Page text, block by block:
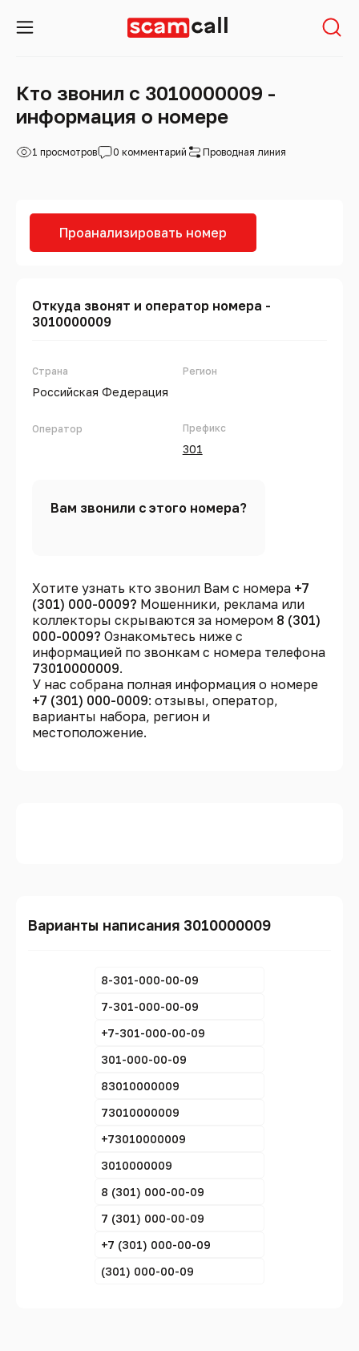
Кто звонил с 3010000009 -
информация о номере
1 просмотров 0 комментарий Проводная линия
Проанализировать номер
Откуда звонят и оператор номера -
3010000009
Страна
Российская Федерация
Оператор
Регион
Префикс
301
Вам звонили с этого номера?
Хотите узнать кто звонил Вам с номера +7
(301) 000-0009? Мошенники, реклама или
коллекторы скрываются за номером 8 (301)
000-0009? Ознакомьтесь ниже с
информацией по звонкам с номера телефона
73010000009.
У нас собрана полная информация о номере
+7 (301) 000-0009: отзывы, оператор,
варианты набора, регион и
местоположение.
Варианты написания 3010000009
8-301-000-00-09
7-301-000-00-09
+7-301-000-00-09
301-000-00-09
83010000009
73010000009
+73010000009
3010000009
8 (301) 000-00-09
7 (301) 000-00-09
+7 (301) 000-00-09
(301) 000-00-09